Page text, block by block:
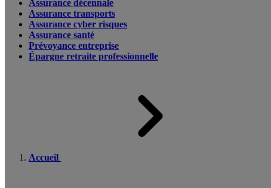
Assurance décennale
Assurance transports
Assurance cyber risques
Assurance santé
Prévoyance entreprise
Épargne retraite professionnelle
Accueil